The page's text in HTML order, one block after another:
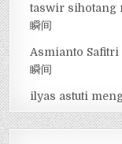
taswir sihotang
瞬间
Asmianto Safitri
瞬间
ilyas astuti